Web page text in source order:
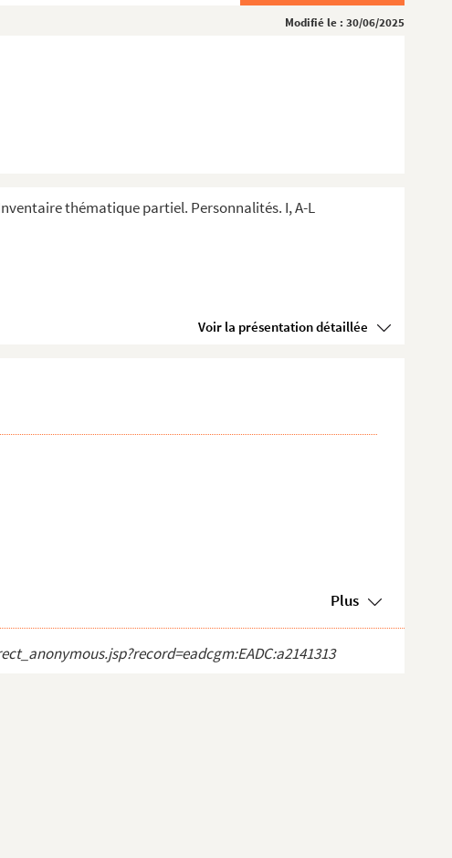
Modifié le : 30/06/2025
thématique partiel. Personnalités. I, A-L
Voir la présentation détaillée
Plus